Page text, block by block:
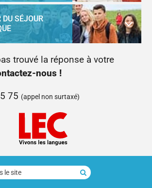
DU SÉJOUR
trouvé la réponse à votre
nous !
75 (appel non surtaxé)